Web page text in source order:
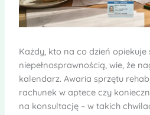
Każdy, kto na co dzień opiekuje
niepełnosprawnością, wie, że
kalendarz. Awaria sprzętu
rachunek w aptece czy
na konsultację – w takich